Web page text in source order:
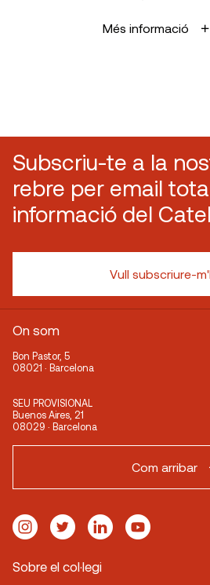
Més informació
Subscriu-te a la
rebre per email
informació del
Vull subscriure-
On som
Bon Pastor, 5
08021 · Barcelona
SEU PROVISIONAL
Buenos Aires, 21
08029 · Barcelona
Com arribar
Sobre el col·legi